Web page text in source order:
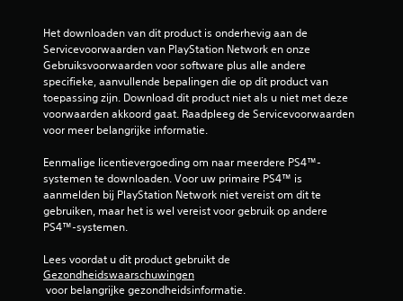
2
b
o
Het downloaden van dit product is onderhevig aan de
Servicevoorwaarden van PlayStation Network en onze
Gebruiksvoorwaarden voor software plus alle andere
specifieke, aanvullende bepalingen die op dit product van
toepassing zijn. Download dit product niet als u niet met deze
voorwaarden akkoord gaat. Raadpleeg de Servicevoorwaarden
voor meer belangrijke informatie.
Eenmalige licentievergoeding om naar meerdere PS4™-
systemen te downloaden. Voor uw primaire PS4™ is
aanmelden bij PlayStation Network niet vereist om dit te
gebruiken, maar het is wel vereist voor gebruik op andere
PS4™-systemen.
Lees voordat u dit product gebruikt de
Gezondheidswaarschuwingen
voor belangrijke gezondheidsinformatie.